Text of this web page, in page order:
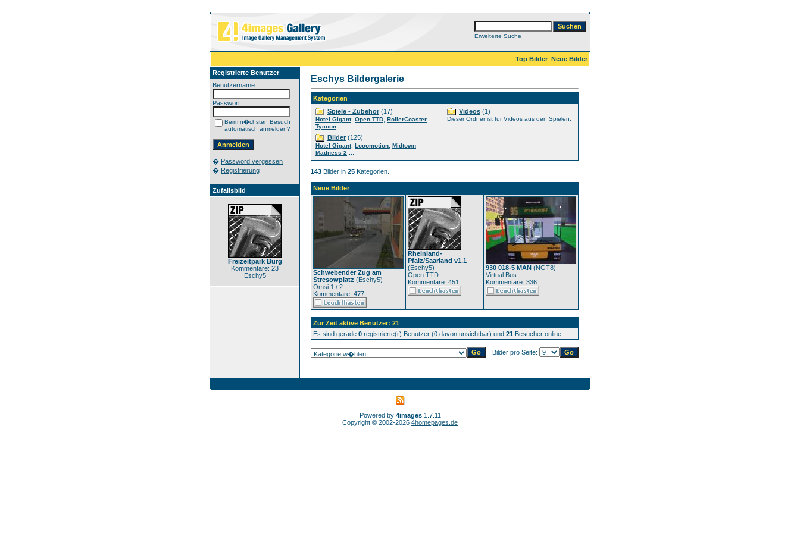
Erweiterte Suche
Top Bilder Neue Bilder
Registrierte Benutzer
Benutzername:
Passwort:
Beim n�chsten Besuch
automatisch anmelden?
� Password vergessen
� Registrierung
Zufallsbild
Freizeitpark Burg
Kommentare: 23
Eschy5
Eschys Bildergalerie
Kategorien
Spiele - Zubehör(17)
Hotel Gigant, Open TTD RollerCoaster
Tycoon
Bilder(125)
Hotel Gigant, Locomotion Midtown
Madness 2
Videos (1)
Dieser Ordner ist für Videos aus den Spielen.
143 Bilder in 25 Kategorien.
Neue Bilder
Schwebender Zug am
Stresowplatz (Eschy5)
Omsi 1 / 2
Kommentare: 477
Rheinland-
Pfalz/Saarland v1.1
(Eschy5)
Open TTD
Kommentare: 451
930 018-5 MAN (NGT8)
Virtual Bus
Kommentare: 336
Zur Zeit aktive Benutzer: 21
Es sind gerade 0 registrierte(r) Benutzer (0 davon unsichtbar) und 21 Besucher online.
Bilder pro Seite:
Powered by 4images1.7.11
Copyright © 2002-2026 4homepages.de